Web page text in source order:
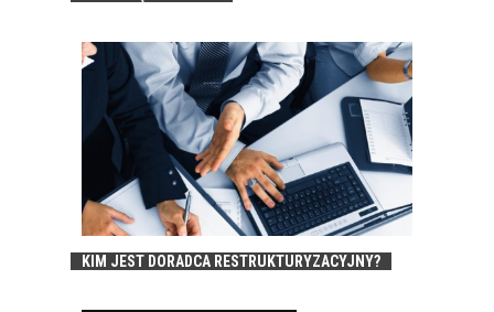
KIM JEST DORADCA RESTRUKTURYZACYJNY?